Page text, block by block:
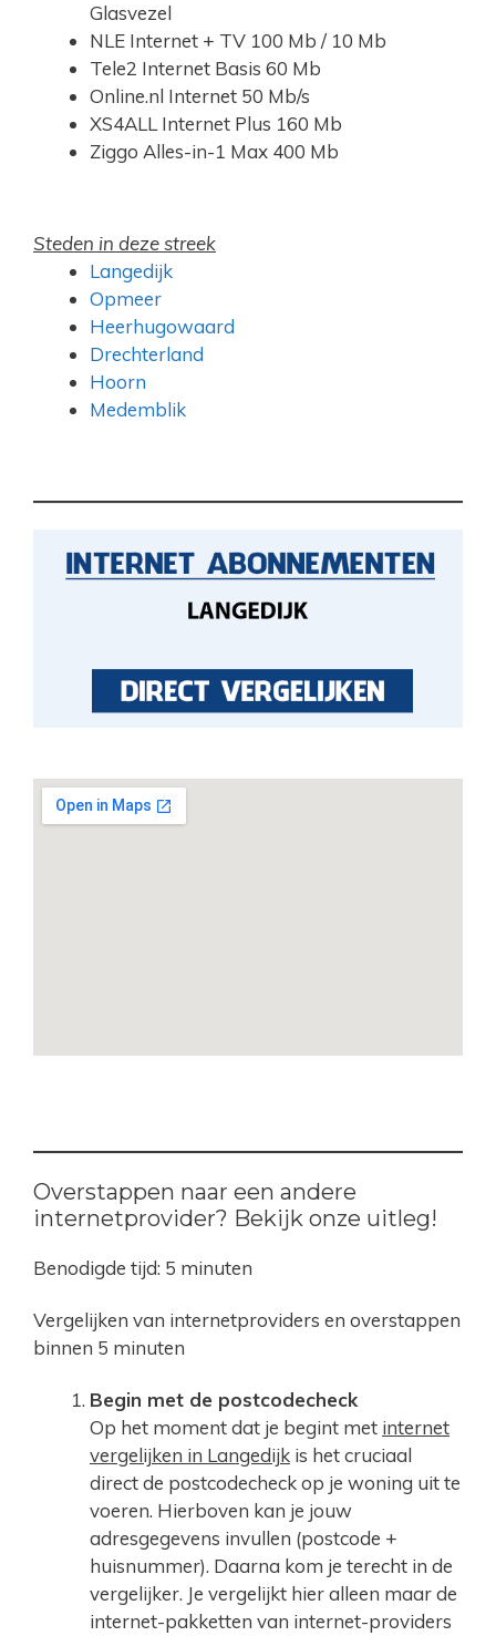
Glasvezel
NLE Internet + TV 100 Mb / 10 Mb
Tele2 Internet Basis 60 Mb
Online.nl Internet 50 Mb/s
XS4ALL Internet Plus 160 Mb
Ziggo Alles-in-1 Max 400 Mb
Steden in deze streek
Langedijk
Opmeer
Heerhugowaard
Drechterland
Hoorn
Medemblik
Overstappen naar een andere
internetprovider? Bekijk onze uitleg!
Benodigde tijd: 5 minuten
Vergelijken van internetproviders en overstappen
binnen 5 minuten
Begin met de postcodecheck
Op het moment dat je begint met internet
vergelijken in Langedijk is het cruciaal
direct de postcodecheck op je woning uit te
voeren. Hierboven kan je jouw
adresgegevens invullen (postcode +
huisnummer). Daarna kom je terecht in de
vergelijker. Je vergelijkt hier alleen maar de
internet-pakketten van internet-providers